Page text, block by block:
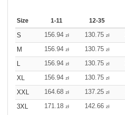
Size 1-11 12-35
S 156.94 zł 130.75 zł
M
156.94 zł 130.75 zł
L
156.94 zł 130.75 zł
XL
156.94 zł 130.75 zł
XXL
164.68 zł 137.25 zł
3XL
171.18 zł 142.66 zł